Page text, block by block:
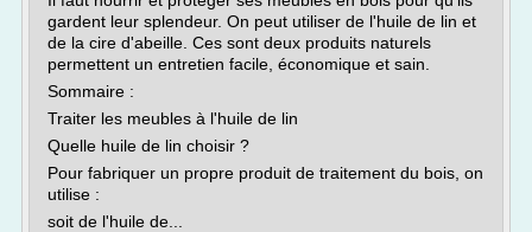
gardent leur splendeur. On peut utiliser de l'huile de lin et
de la cire d'abeille. Ces sont deux produits naturels
permettent un entretien facile, économique et sain.
Sommaire :
Traiter les meubles à l'huile de lin
Quelle huile de lin choisir ?
Pour fabriquer un propre produit de traitement du bois, on
utilise :
soit de l'huile de...